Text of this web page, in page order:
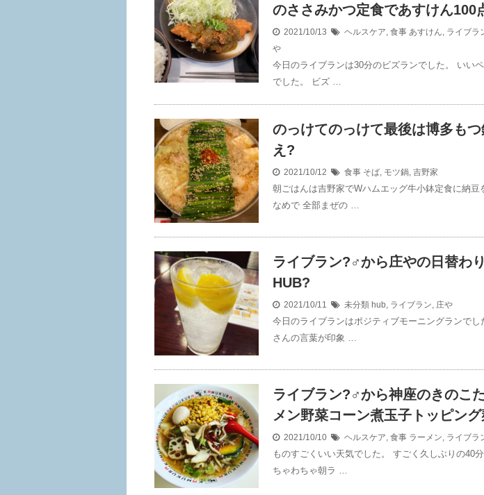
のささみかつ定食であすけん100
2021/10/13 ヘルスケア, 食事 あすけん, ライブラ
や
今日のライブランは30分のビズランでした。 いい
でした。 ビズ …
のっけてのっけて最後は博多もつ
え?
2021/10/12 食事 そば, モツ鍋, 吉野家
朝ごはんは吉野家でWハムエッグ牛小鉢定食に納豆
なめで 全部まぜの …
ライブラン?‍♂️から庄やの日替わ
HUB?
2021/10/11 未分類 hub, ライブラン, 庄や
今日のライブランはポジティブモーニングランでし
さんの言葉が印象 …
ライブラン?‍♂️から神座のきのこ
メン野菜コーン煮玉子トッピン
2021/10/10 ヘルスケア, 食事 ラーメン, ライブラ
ものすごくいい天気でした。 すごく久しぶりの40
ちゃわちゃ朝ラ …